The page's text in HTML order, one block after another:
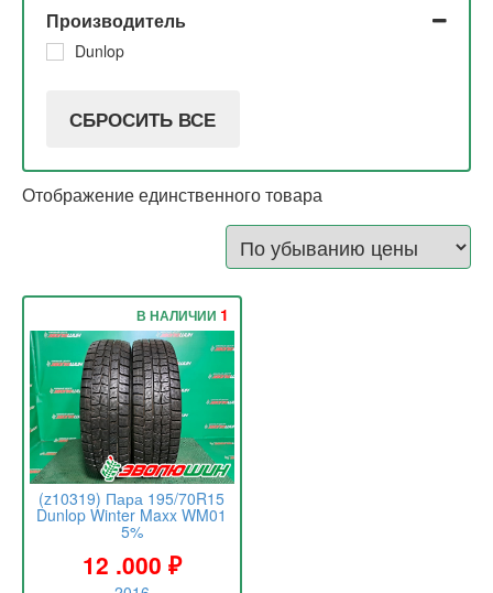
Производитель
Dunlop
СБРОСИТЬ ВСЕ
Отображение единственного товара
(z10319) Пара 195/70R15
Dunlop Winter Maxx WM01
5%
12 .000 ₽
В НАЛИЧИИ 1